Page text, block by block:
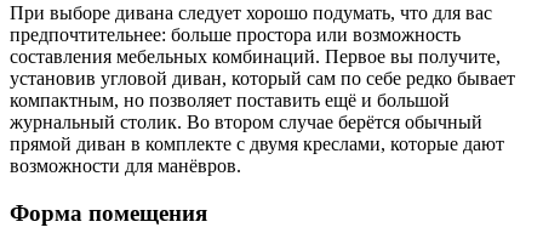
При выборе дивана следует хорошо подумать, что для вас
предпочтительнее: больше простора или возможность
составления мебельных комбинаций. Первое вы получите,
установив угловой диван, который сам по себе редко бывает
компактным, но позволяет поставить ещё и большой
журнальный столик. Во втором случае берётся обычный
прямой диван в комплекте с двумя креслами, которые дают
возможности для манёвров.
Форма помещения